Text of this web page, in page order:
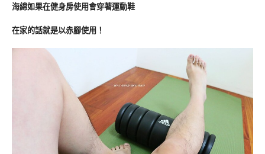
海綿如果在健身房使用會穿著運動鞋
在家的話就是以赤腳使用！